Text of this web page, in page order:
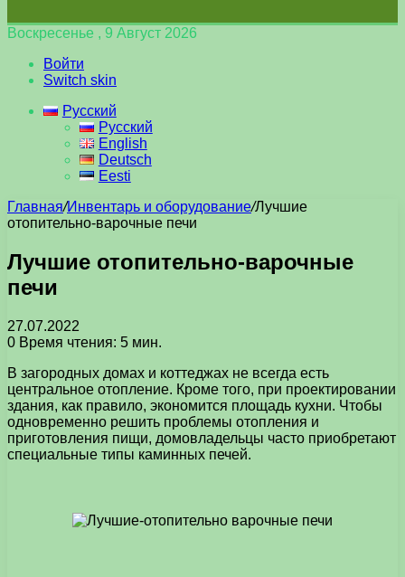
Воскресенье , 9 Август 2026
Войти
Switch skin
Русский
Русский
English
Deutsch
Eesti
Главная/Инвентарь и оборудование/Лучшие
отопительно-варочные печи
Лучшие отопительно-варочные
печи
27.07.2022
0 Время чтения: 5 мин.
В загородных домах и коттеджах не всегда есть
центральное отопление. Кроме того, при проектировании
здания, как правило, экономится площадь кухни. Чтобы
одновременно решить проблемы отопления и
приготовления пищи, домовладельцы часто приобретают
специальные типы каминных печей.